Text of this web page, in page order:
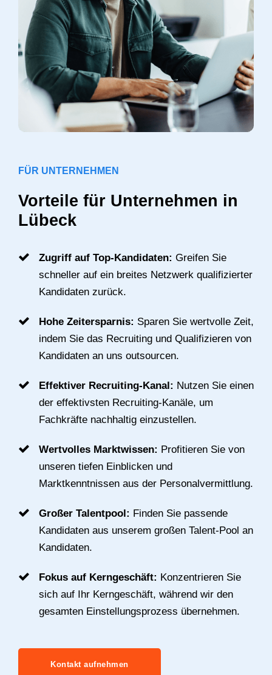
FÜR UNTERNEHMEN
Vorteile für Unternehmen in
Lübeck
Zugriff auf Top-Kandidaten: Greifen Sie
schneller auf ein breites Netzwerk qualifizierter
Kandidaten zurück.
Hohe Zeitersparnis: Sparen Sie wertvolle Zeit,
indem Sie das Recruiting und Qualifizieren von
Kandidaten an uns outsourcen.
Effektiver Recruiting-Kanal: Nutzen Sie einen
der effektivsten Recruiting-Kanäle, um
Fachkräfte nachhaltig einzustellen.
Wertvolles Marktwissen: Profitieren Sie von
unseren tiefen Einblicken und
Marktkenntnissen aus der Personalvermittlung.
Großer Talentpool: Finden Sie passende
Kandidaten aus unserem großen Talent-Pool an
Kandidaten.
Fokus auf Kerngeschäft: Konzentrieren Sie
sich auf Ihr Kerngeschäft, während wir den
gesamten Einstellungsprozess übernehmen.
Kontakt aufnehmen